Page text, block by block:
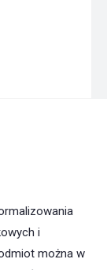
i
można w